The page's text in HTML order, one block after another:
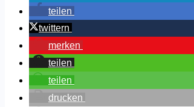
teilen
twittern
merken
teilen
teilen
drucken